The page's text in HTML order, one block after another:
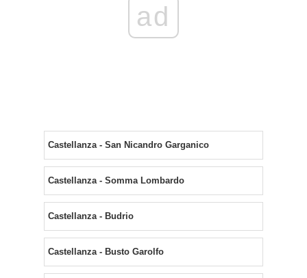
ad
Castellanza - San Nicandro Garganico
Castellanza - Somma Lombardo
Castellanza - Budrio
Castellanza - Busto Garolfo